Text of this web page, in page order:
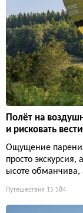
Полёт на
и рисковать
Ощущение
просто
ысоте
Путешествия 15 584